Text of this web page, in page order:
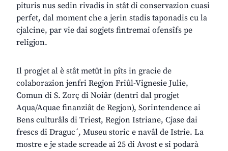
pituris nus sedin rivadis in stât di conservazion cuasi
perfet, dal moment che a jerin stadis taponadis cu la
cjalcine, par vie dai sogjets fintremai ofensîfs pe
religjon.
Il progjet al è stât metût in pîts in gracie de
colaborazion jenfri Regjon Friûl-Vignesie Julie,
Comun di S. Zorç di Noiâr (dentri dal progjet
Aqua/Aquae finanziât de Regjon), Sorintendence ai
Bens culturâls di Triest, Regjon Istriane, Cjase dai
frescs di Draguc´, Museu storic e navâl de Istrie. La
mostre e je stade screade ai 25 di Avost e si podarà